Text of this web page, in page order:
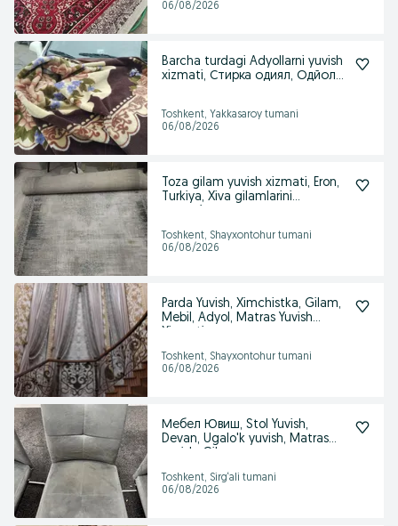
06/08/2026
Barcha turdagi Adyollarni yuvish
xizmati, Стирка одиял, Одйол
Toshkent, Yakkasaroy tumani
06/08/2026
Toza gilam yuvish xizmati, Eron,
Turkiya, Xiva gilamlarini
Toshkent, Shayxontohur tumani
06/08/2026
Parda Yuvish, Ximchistka, Gilam,
Mebil, Adyol, Matras Yuvish
Toshkent, Shayxontohur tumani
06/08/2026
Мебел Ювиш, Stol Yuvish,
Devan, Ugalo'k yuvish, Matras
Toshkent, Sirg‘ali tumani
06/08/2026